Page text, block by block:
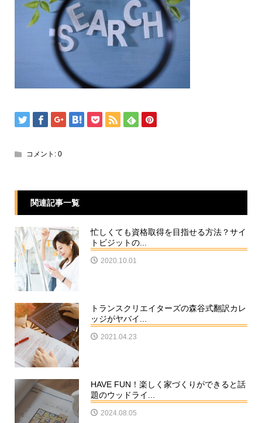
コメント: 0
関連記事一覧
忙しくても資格取得を目指せる方法？サイ
トビジットの...
2020.10.01
トランスクリエイターズの森谷式翻訳カレ
ッジがヤバイ...
2021.04.23
HAVE FUN！楽しく家づくりができると話
題のウッドライ...
2024.08.05